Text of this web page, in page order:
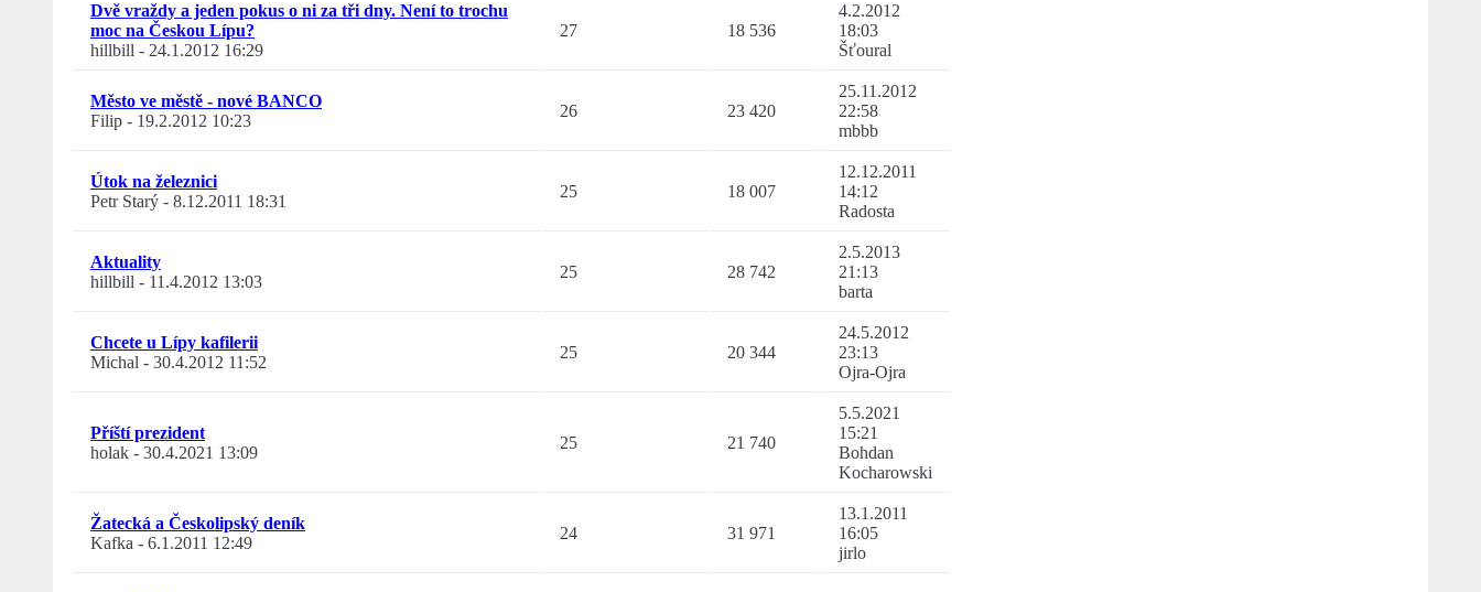
Dvě vraždy a jeden pokus o ni za tři dny. Není to trochu
moc na Českou Lípu?
hillbill - 24.1.2012 16:29
27 18 536
4.2.2012
18:03
Šťoural
Město ve městě - nové BANCO
Filip - 19.2.2012 10:23
26 23 420
25.11.2012
22:58
mbbb
Útok na železnici
Petr Starý - 8.12.2011 18:31
25 18 007
12.12.2011
14:12
Radosta
Aktuality
hillbill - 11.4.2012 13:03
25 28 742
2.5.2013
21:13
barta
Chcete u Lípy kafilerii
Michal - 30.4.2012 11:52
25 20 344
24.5.2012
23:13
Ojra-Ojra
Příští prezident
holak - 30.4.2021 13:09
25 21 740
5.5.2021
15:21
Bohdan
Kocharowski
Žatecká a Českolipský deník
Kafka - 6.1.2011 12:49
24 31 971
13.1.2011
16:05
jirlo